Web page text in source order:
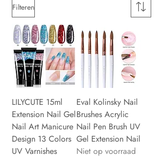
Filteren
LILYCUTE 15ml
Extension Nail Gel
Nail Art Manicure
Design 13 Colors
UV Varnishes
Eval Kolinsky Nail
Brushes Acrylic
Nail Pen Brush UV
Gel Extension Nail
Niet op voorraad